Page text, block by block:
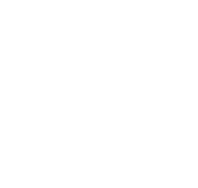
servis nudi rješenja